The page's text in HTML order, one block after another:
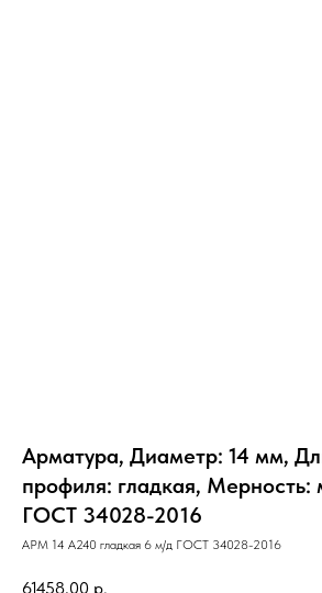
Арматура, Диаметр: 14 мм,
профиля: гладкая, Мерность:
ГОСТ 34028-2016
АРМ 14 А240 гладкая 6 м/д ГОСТ 34028-2016
61458,00 р.